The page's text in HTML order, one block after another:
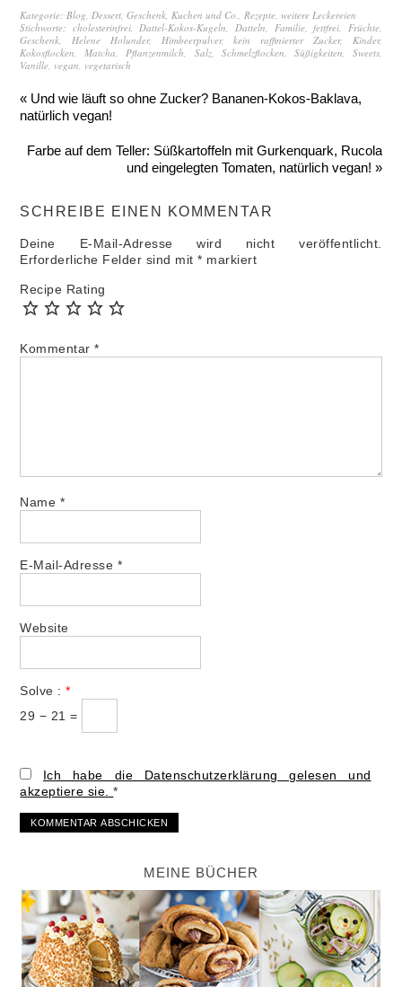
Kategorie:Blog,Dessert,Geschenk,Kuchen und Co.,Rezepte,weitere Leckereien
Stichworte: cholesterinfrei,Dattel-Kokos-Kugeln,Datteln, Familie,fettfrei, Früchte,
Geschenk,Helene Holunder, Himbeerpulver,kein raffinierter Zucker, Kinder,
Kokosflocken,Matcha,Pflanzenmilch, Salz, Schmelzflocken, Süßigkeiten, Sweets,
Vanille, vegan, vegetarisch
« Und wie läuft so ohne Zucker? Bananen-Kokos-Baklava,
natürlich vegan!
Farbe auf dem Teller: Süßkartoffeln mit Gurkenquark, Rucola
und eingelegten Tomaten, natürlich vegan! »
SCHREIBE EINEN KOMMENTAR
Deine E-Mail-Adresse wird nicht veröffentlicht.
Erforderliche Felder sind mit* markiert
Recipe Rating
Kommentar*
Name *
E-Mail-Adresse *
Website
Solve :*
29 − 21 =
Ich habe die Datenschutzerklärung gelesen und
akzeptiere sie.*
MEINE BÜCHER